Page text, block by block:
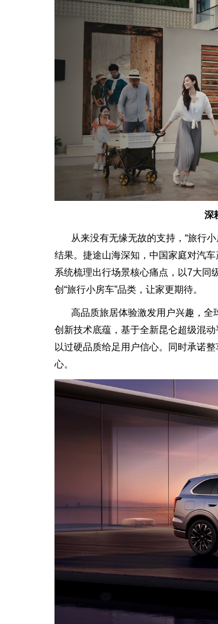
深
从来没有无缘无故的支持，“旅行
结果。捷途山海深知，中国家庭对汽
系统梳理出行场景核心痛点，以7大同
创“旅行小房车”品类，让家更期待。
高品质旅居体验激发用户兴趣，
创新技术底蕴，基于全新昆仑超级混
以过硬品质给足用户信心。同时承诺
心。